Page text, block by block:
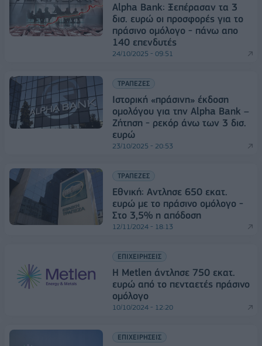
Alpha Bank: Ξεπέρασαν τα 3
δισ. ευρώ οι προσφορές για το
πράσινο ομόλογο - πάνω απο
140 επενδυτές
24/10/2025 - 09:51
ΤΡΑΠΕΖΕΣ
Ιστορική «πράσινη» έκδοση
ομολόγου για την Alpha Bank –
Ζήτηση - ρεκόρ άνω των 3 δισ.
ευρώ
23/10/2025 - 20:53
ΤΡΑΠΕΖΕΣ
Εθνική: Aντλησε 650 εκατ.
ευρώ με το πράσινο ομόλογο -
Στο 3,5% η απόδοση
12/11/2024 - 18:13
ΕΠΙΧΕΙΡΗΣΕΙΣ
Η Metlen άντλησε 750 εκατ.
ευρώ από το πενταετές πράσινο
ομόλογο
10/10/2024 - 12:20
ΕΠΙΧΕΙΡΗΣΕΙΣ